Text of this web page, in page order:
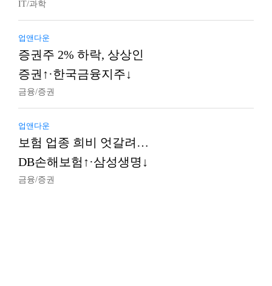
IT/과학
업앤다운
증권주 2% 하락, 상상인
증권↑·한국금융지주↓
금융/증권
업앤다운
보험 업종 희비 엇갈려…
DB손해보험↑·삼성생명↓
금융/증권